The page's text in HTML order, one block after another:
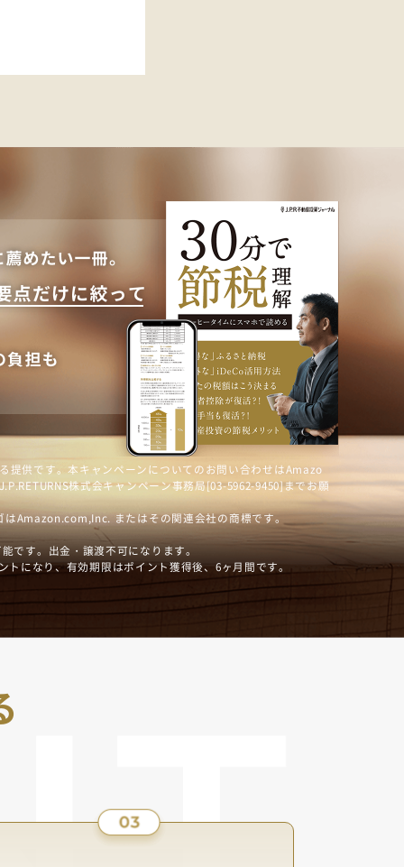
提供です。本キャンペーンについてのお問い合わせはAmazo
株式会キャンペーン事務局[03-5962-9450]までお願
Amazon.com,Inc. またはその関連会社の商標です。
です。出金・譲渡不可になります。
になり、有効期限はポイント獲得後、6ヶ月間です。